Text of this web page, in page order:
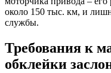
около 150 тыс. км, и
службы.
Требования к
обклейки